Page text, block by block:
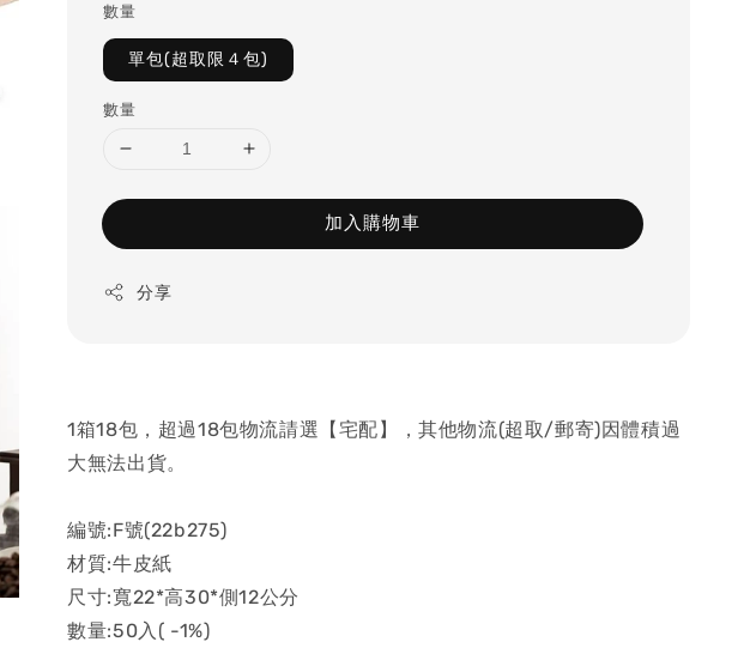
數量
單包(超取限４包)
數量
加入購物車
分享
1箱18包，超過18包物流請選【宅配】，其他物流(超取/郵寄)因體積過
大無法出貨。
編號:F號(22b275)
材質:牛皮紙
尺寸:寬22*高30*側12公分
數量:50入( -1%)